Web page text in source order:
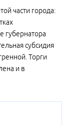
части города:
губернатора
субсидия
Торги
и в